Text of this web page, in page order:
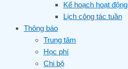
Kế hoạch hoạt động
Lịch công tác tuần
Thông báo
Trung tâm
Học phí
Chi bộ